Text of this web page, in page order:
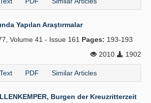
Yapılan Araştırmalar
Volume 41 - Issue 161 Pages: 193-193
2010
1902
PDF Similar Articles
Burgen der Kreuzritterzeit